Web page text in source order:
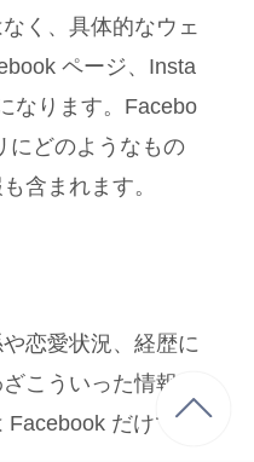
く、具体的なウェ
ページ、Insta
なります。Facebo
にどのようなもの
含まれます。
恋愛状況、経歴に
こういった情報を
だけでは